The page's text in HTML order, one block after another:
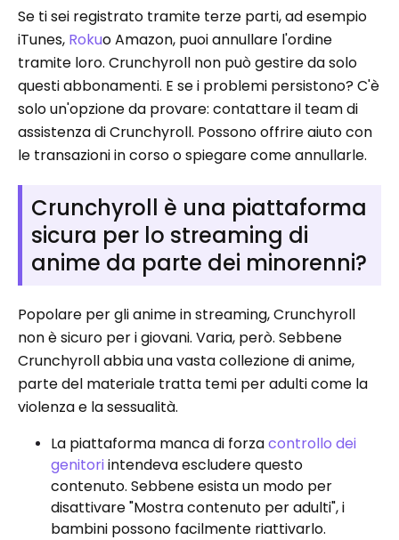
Se ti sei registrato tramite terze parti, ad esempio
iTunes, Rokuo Amazon, puoi annullare l'ordine
tramite loro. Crunchyroll non può gestire da solo
questi abbonamenti. E se i problemi persistono? C'è
solo un'opzione da provare: contattare il team di
assistenza di Crunchyroll. Possono offrire aiuto con
le transazioni in corso o spiegare come annullarle.
Crunchyroll è una piattaforma
sicura per lo streaming di
anime da parte dei minorenni?
Popolare per gli anime in streaming, Crunchyroll
non è sicuro per i giovani. Varia, però. Sebbene
Crunchyroll abbia una vasta collezione di anime,
parte del materiale tratta temi per adulti come la
violenza e la sessualità.
La piattaforma manca di forzacontrollo dei
genitoriintendeva escludere questo
contenuto. Sebbene esista un modo per
disattivare "Mostra contenuto per adulti", i
bambini possono facilmente riattivarlo.